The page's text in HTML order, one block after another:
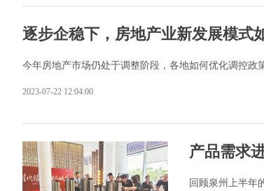
逐步企稳下，房地产业新发展模式
今年房地产市场仍处于调整阶段，各地如何优化调控
2023-07-22 12:04:00
产品需求
回顾泉州上半年